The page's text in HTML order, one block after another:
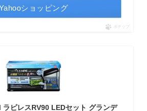
ショッピング
ポチップ
ラピレスRV90 LEDセット グランデ